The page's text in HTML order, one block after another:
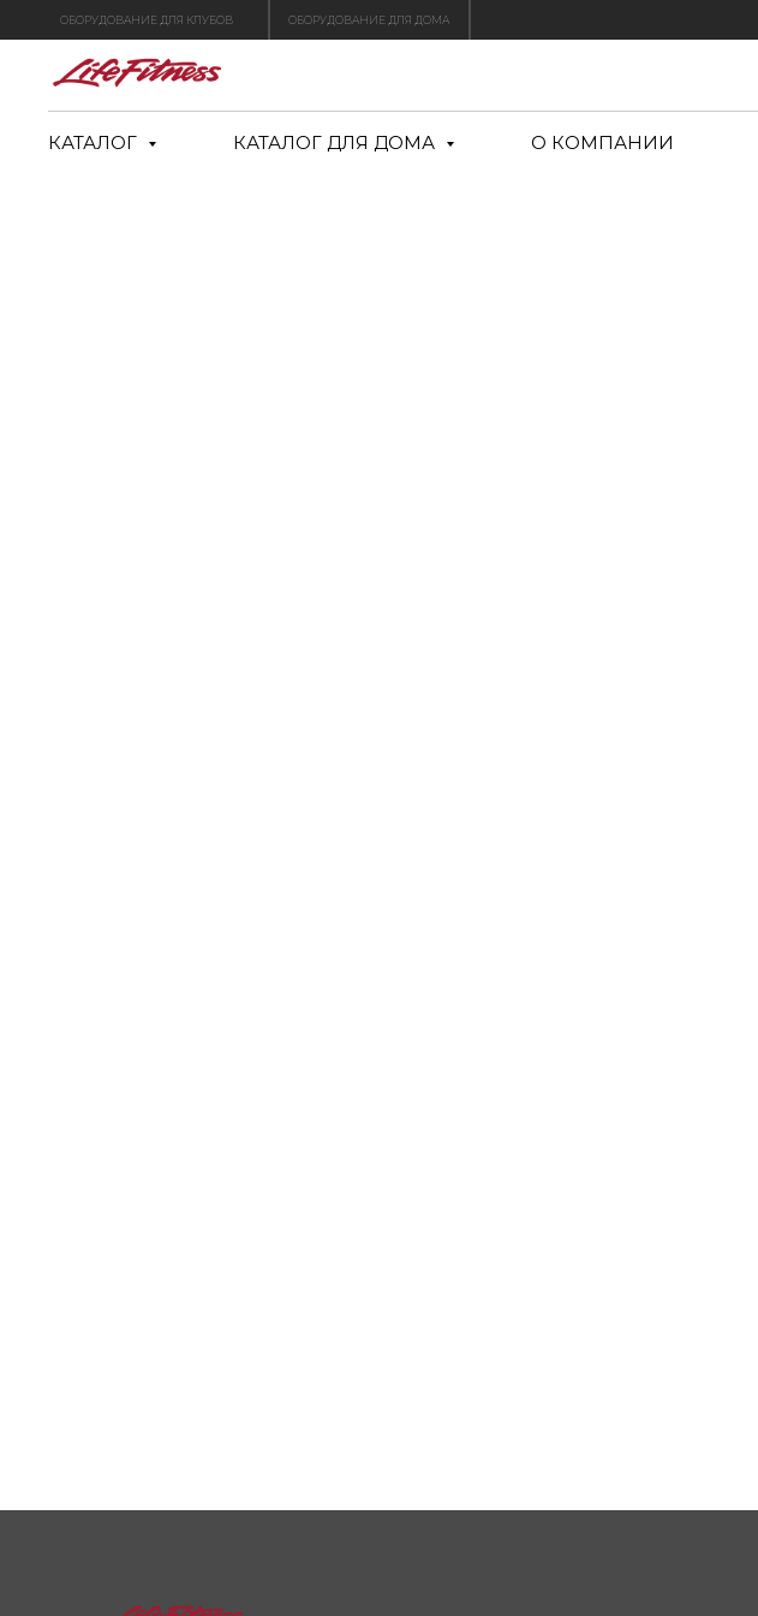
ОБОРУДОВАНИЕ ДЛЯ КЛУБОВ ОБОРУДОВАНИЕ ДЛЯ ДОМА
КАТАЛОГ КАТАЛОГ ДЛЯ ДОМА О КОМПАНИИ